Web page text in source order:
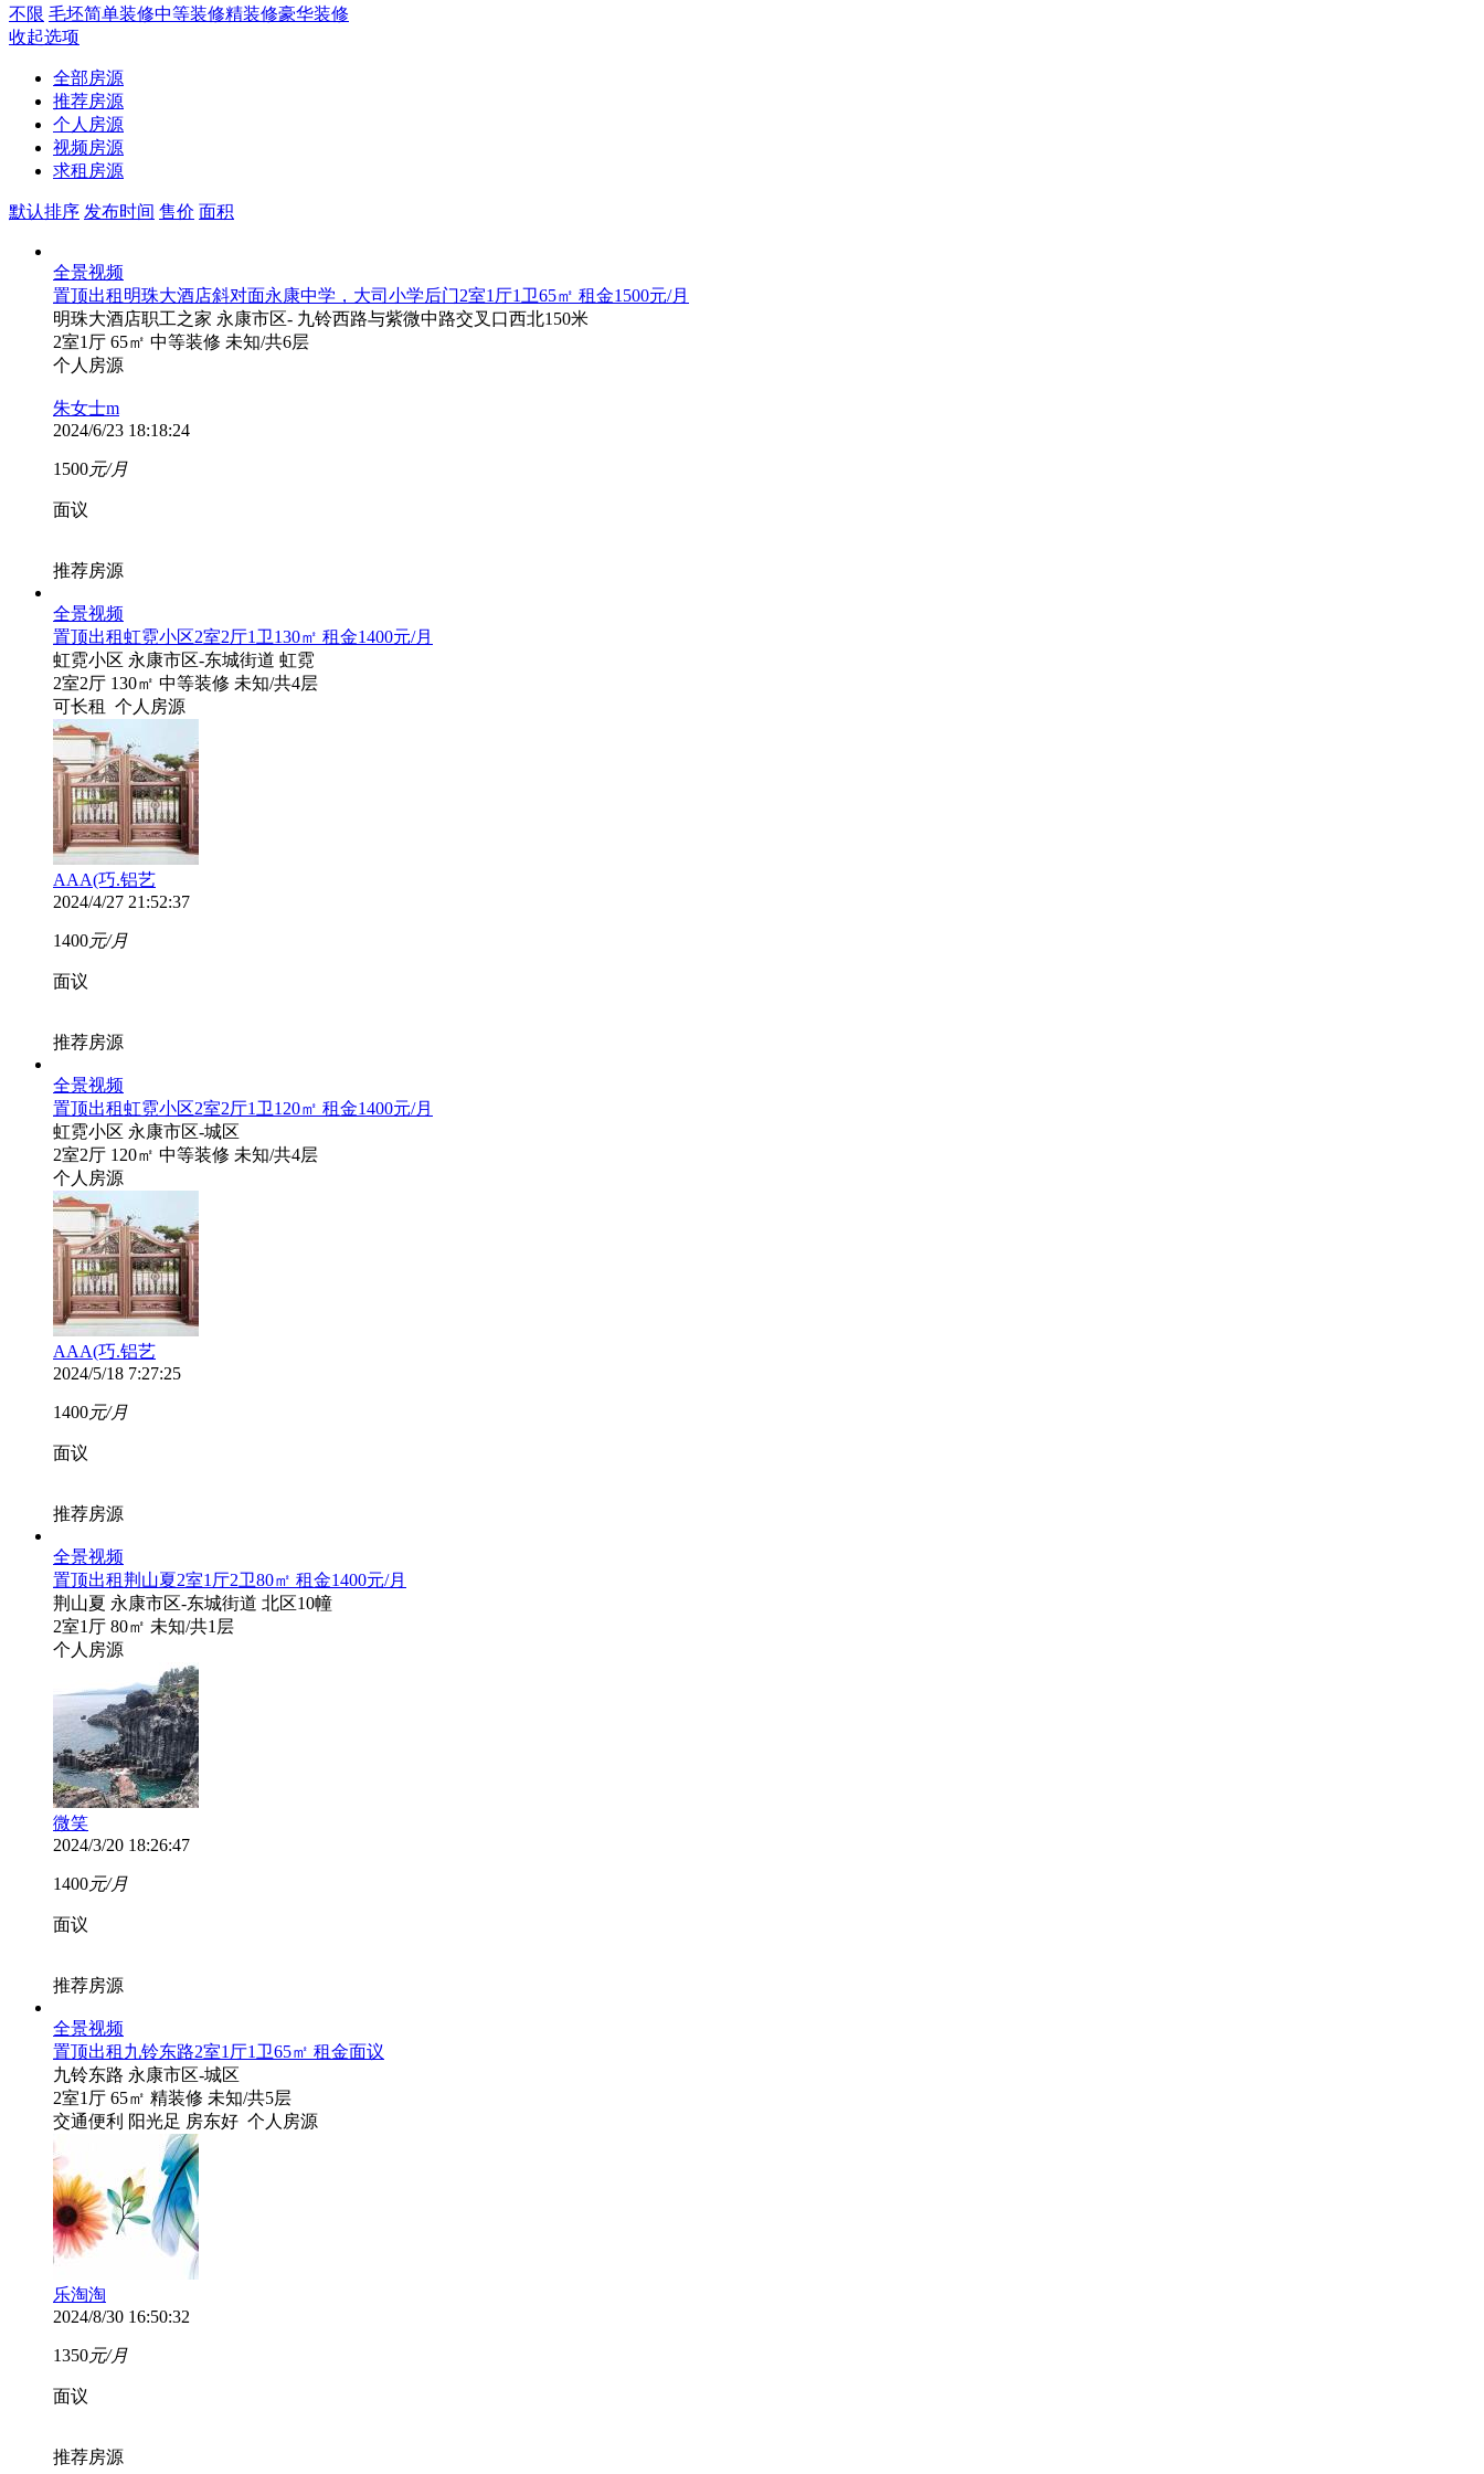
不限 毛坯简单装修中等装修精装修豪华装修
收起选项
全部房源
推荐房源
个人房源
视频房源
求租房源
默认排序 发布时间 售价 面积
全景视频
置顶出租明珠大酒店斜对面永康中学，大司小学后门2室1厅1卫65㎡ 租金1500元/月
明珠大酒店职工之家 永康市区- 九铃西路与紫微中路交叉口西北150米
2室1厅 65㎡ 中等装修 未知/共6层
个人房源
朱女士m
2024/6/23 18:18:24
1500元/月
面议
推荐房源
全景视频
置顶出租虹霓小区2室2厅1卫130㎡ 租金1400元/月
虹霓小区 永康市区-东城街道 虹霓
2室2厅 130㎡ 中等装修 未知/共4层
可长租
个人房源
AAA(巧.铝艺
2024/4/27 21:52:37
1400元/月
面议
推荐房源
全景视频
置顶出租虹霓小区2室2厅1卫120㎡ 租金1400元/月
虹霓小区 永康市区-城区
2室2厅 120㎡ 中等装修 未知/共4层
个人房源
AAA(巧.铝艺
2024/5/18 7:27:25
1400元/月
面议
推荐房源
全景视频
置顶出租荆山夏2室1厅2卫80㎡ 租金1400元/月
荆山夏 永康市区-东城街道 北区10幢
2室1厅 80㎡ 未知/共1层
个人房源
微笑
2024/3/20 18:26:47
1400元/月
面议
推荐房源
全景视频
置顶出租九铃东路2室1厅1卫65㎡ 租金面议
九铃东路 永康市区-城区
2室1厅 65㎡ 精装修 未知/共5层
交通便利 阳光足 房东好 个人房源
乐淘淘
2024/8/30 16:50:32
1350元/月
面议
推荐房源